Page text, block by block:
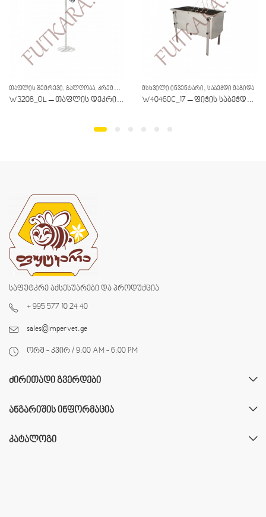
,ᲛᲡᲮᲕᲘᲚᲘ ᲘᲜᲕᲔᲜᲢᲐᲠᲘ ᲗᲐᲤᲚᲘᲡ ᲨᲔᲛᲠᲔᲕᲘ, ᲒᲐᲚᲦᲝᲑᲐ, ᲙᲠᲔᲛᲘᲠᲔᲑᲐ, ᲤᲘᲚᲢᲐᲪᲘᲐ , ᲛᲡᲮᲕᲘᲚᲘ ᲘᲜᲕᲔᲜᲢᲐᲠᲘ
W3208_OL – თაფლის დეკრისტალიზატორი
ᲛᲡᲮᲕᲘᲚᲘ ᲘᲜᲕᲔᲜᲢᲐᲠᲘ, ᲡᲐᲑᲔᲭᲓᲘ ᲛᲐᲒᲘᲓᲐ
W40460C_17 – ფიჭის საბეჭდი მაგიდა, 1000მმ
საფუტკრე აქსესუარები და პროდუქცია
+ 995 577 10 24 40
sales@impervet.ge
ორშ - კვირ / 9:00 AM - 6:00 PM
ᲫᲘᲠᲘᲗᲐᲓᲘ ᲒᲕᲔᲠᲓᲔᲑᲘ
ᲐᲜᲒᲐᲠᲘᲨᲘᲡ ᲘᲜᲤᲝᲠᲛᲐᲪᲘᲐ
ᲙᲐᲢᲐᲚᲝᲒᲘ